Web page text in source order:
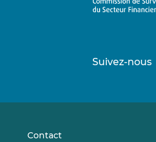
Suivez-nous
Contact